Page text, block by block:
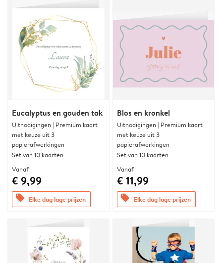
Eucalyptus en gouden tak
Uitnodigingen | Premium kaart
met keuze uit 3
papierafwerkingen
Set van 10 kaarten
Vanaf
€ 9,99
offers Elke dag lage prijzen
Blos en kronkel
Uitnodigingen | Premium kaart
met keuze uit 3
papierafwerkingen
Set van 10 kaarten
Vanaf
€ 11,99
offers Elke dag lage prijzen